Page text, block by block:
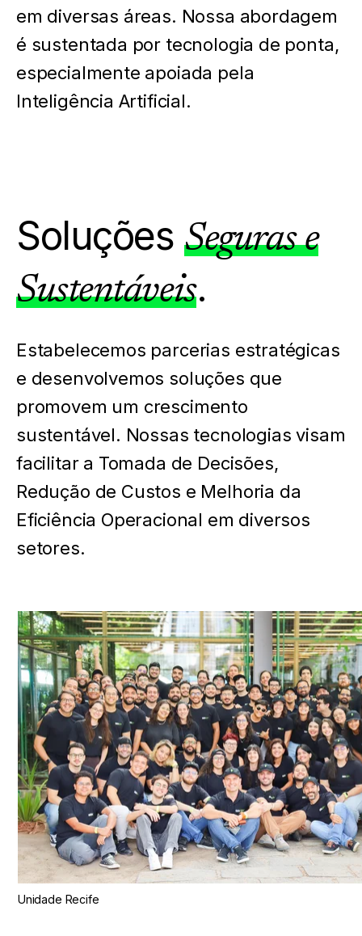
em diversas áreas. Nossa abordagem
é sustentada por tecnologia de ponta,
especialmente apoiada pela
Inteligência Artificial.
SoluçõesSeguras e
Sustentáveis.
Estabelecemos parcerias estratégicas
e desenvolvemos soluções que
promovem um crescimento
sustentável. Nossas tecnologias visam
facilitar a Tomada de Decisões,
Redução de Custos e Melhoria da
Eficiência Operacional em diversos
setores.
Unidade Recife